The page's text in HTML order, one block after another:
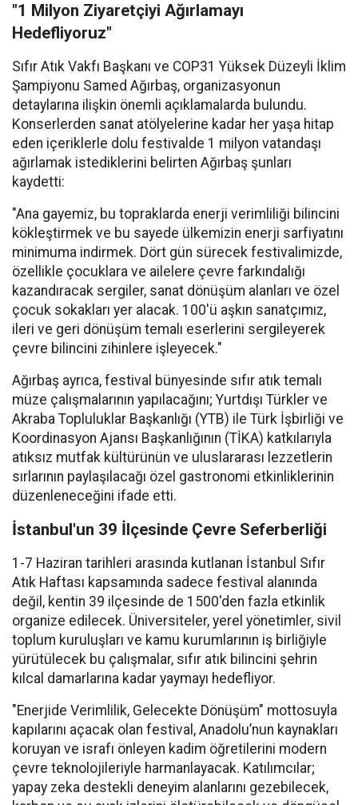
"1 Milyon Ziyaretçiyi Ağırlamayı
Hedefliyoruz"
Sıfır Atık Vakfı Başkanı ve COP31 Yüksek Düzeyli İklim
Şampiyonu Samed Ağırbaş, organizasyonun
detaylarına ilişkin önemli açıklamalarda bulundu.
Konserlerden sanat atölyelerine kadar her yaşa hitap
eden içeriklerle dolu festivalde 1 milyon vatandaşı
ağırlamak istediklerini belirten Ağırbaş şunları
kaydetti:
"Ana gayemiz, bu topraklarda enerji verimliliği bilincini
kökleştirmek ve bu sayede ülkemizin enerji sarfiyatını
minimuma indirmek. Dört gün sürecek festivalimizde,
özellikle çocuklara ve ailelere çevre farkındalığı
kazandıracak sergiler, sanat dönüşüm alanları ve özel
çocuk sokakları yer alacak. 100'ü aşkın sanatçımız,
ileri ve geri dönüşüm temalı eserlerini sergileyerek
çevre bilincini zihinlere işleyecek."
Ağırbaş ayrıca, festival bünyesinde sıfır atık temalı
müze çalışmalarının yapılacağını; Yurtdışı Türkler ve
Akraba Topluluklar Başkanlığı (YTB) ile Türk İşbirliği ve
Koordinasyon Ajansı Başkanlığının (TİKA) katkılarıyla
atıksız mutfak kültürünün ve uluslararası lezzetlerin
sırlarının paylaşılacağı özel gastronomi etkinliklerinin
düzenleneceğini ifade etti.
İstanbul'un 39 İlçesinde Çevre Seferberliği
1-7 Haziran tarihleri arasında kutlanan İstanbul Sıfır
Atık Haftası kapsamında sadece festival alanında
değil, kentin 39 ilçesinde de 1500'den fazla etkinlik
organize edilecek. Üniversiteler, yerel yönetimler, sivil
toplum kuruluşları ve kamu kurumlarının iş birliğiyle
yürütülecek bu çalışmalar, sıfır atık bilincini şehrin
kılcal damarlarına kadar yaymayı hedefliyor.
"Enerjide Verimlilik, Gelecekte Dönüşüm" mottosuyla
kapılarını açacak olan festival, Anadolu’nun kaynakları
koruyan ve israfı önleyen kadim öğretilerini modern
çevre teknolojileriyle harmanlayacak. Katılımcılar;
yapay zeka destekli deneyim alanlarını gezebilecek,